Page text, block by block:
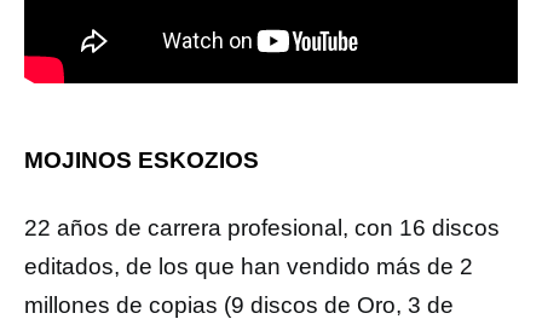
MOJINOS ESKOZIOS
22 años de carrera profesional, con 16 discos
editados, de los que han vendido más de 2
millones de copias (9 discos de Oro, 3 de